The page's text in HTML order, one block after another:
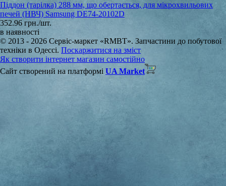
Піддон (тарілка) 288 мм, що обертається, для мікрохвильових
печей (НВЧ) Samsung DE74-20102D
352.96 грн./шт.
в наявності
© 2013 - 2026 Сервіс-маркет «RMBT». Запчастини до побутової
техніки в Одессі. Поскаржитися на зміст
Як створити інтернет магазин самостійно
Сайт створений на платформі UA Market